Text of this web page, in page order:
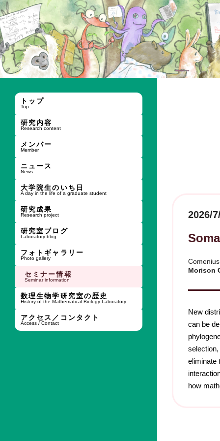
トップ
Top
研究内容
Research content
メンバー
Member
ニュース
News
大学院生のいち日
A day in the life of a graduate student
研究成果
Research project
研究室ブログ
Laboratory blog
フォトギャラリー
Photo gallery
セミナー情報
Seminar information
数理生物学研究室の歴史
History of the Mathematical Biology Laboratory
アクセス／コンタクト
Access / Contact
2026/
Morison
New
can be
eliminate
how